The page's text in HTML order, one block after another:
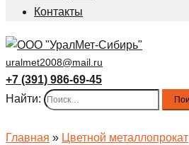
Контакты
uralmet2008@mail.ru
+7 (391) 986-69-45
Найти:
Главная » Цветной металлопрокат